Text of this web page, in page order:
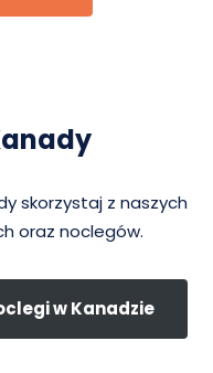
skorzystaj z naszych
oraz noclegów.
w Kanadzie